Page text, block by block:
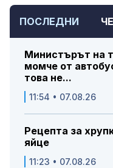
ПОСЛЕДНИ
Министърът на
момче от
това не...
11:54 • 07.08.26
Рецепта за
яйце
11:23 • 07.08.26